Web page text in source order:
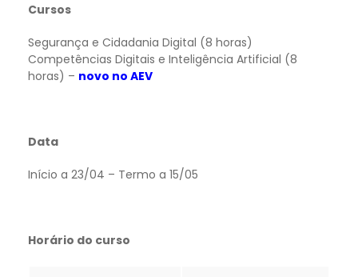
Cursos
Segurança e Cidadania Digital (8 horas)
Competências Digitais e Inteligência Artificial (8
horas) – novo no AEV
Data
Início a 23/04 – Termo a 15/05
Horário do curso